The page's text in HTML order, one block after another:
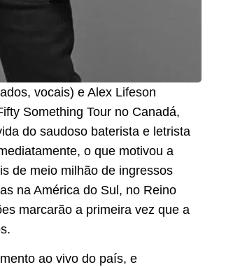
vocais) e Alex Lifeson
Something Tour no Canadá,
do saudoso baterista e letrista
o que motivou a
de meio milhão de ingressos
na América do Sul, no Reino
marcarão a primeira vez que a
ao vivo do país, e